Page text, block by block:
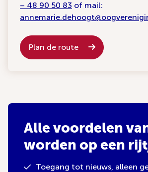
– 48 90 50 83 of mail:
Plan de route
Alle voordelen
worden op een
Toegang tot nieuws, alleen